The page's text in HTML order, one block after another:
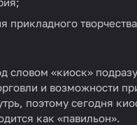
прикладного
словом «киоск»
и возможности
поэтому сегодня
как «павильон».